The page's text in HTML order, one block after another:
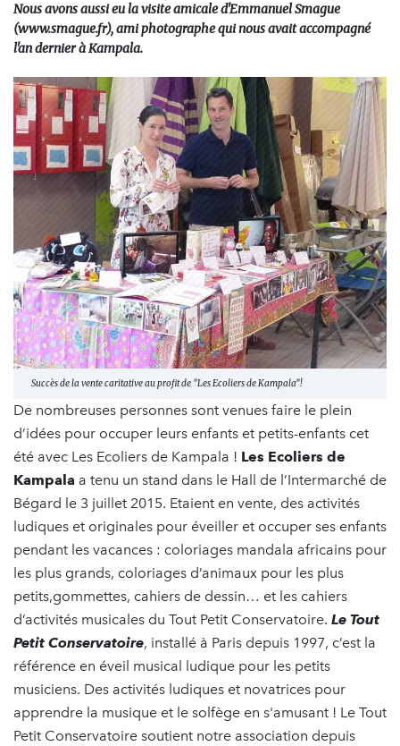
Nous avons aussi eu la visite amicale d'Emmanuel Smague
(www.smague.fr), ami photographe qui nous avait accompagné
l'an dernier à Kampala.
Succès de la vente caritative au profit de "Les Ecoliers de Kampala"!
De nombreuses personnes sont venues faire le plein
d’idées pour occuper leurs enfants et petits-enfants cet
été avec Les Ecoliers de Kampala ! Les Ecoliers de
Kampala a tenu un stand dans le Hall de l’Intermarché de
Bégard le 3 juillet 2015. Etaient en vente, des activités
ludiques et originales pour éveiller et occuper ses enfants
pendant les vacances : coloriages mandala africains pour
les plus grands, coloriages d’animaux pour les plus
petits,gommettes, cahiers de dessin… et les cahiers
d’activités musicales du Tout Petit Conservatoire. Le Tout
Petit Conservatoire, installé à Paris depuis 1997, c’est la
référence en éveil musical ludique pour les petits
musiciens. Des activités ludiques et novatrices pour
apprendre la musique et le solfège en s'amusant ! Le Tout
Petit Conservatoire soutient notre association depuis